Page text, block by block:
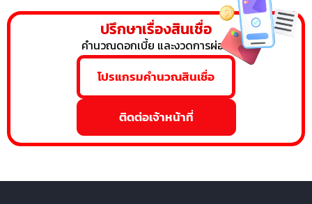
ปรึกษาเรื่องสินเชื่อ
คำนวณดอกเบี้ย และงวดการผ่อน
โปรแกรมคำนวณสินเชื่อ
ติดต่อเจ้าหน้าที่